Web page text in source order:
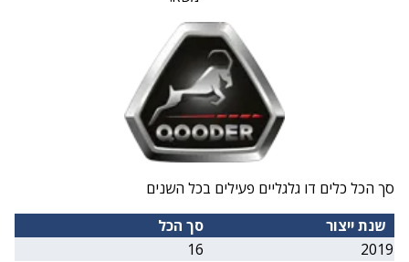
סך הכל כלים דו גלגליים פעילים בכל השנים
שנת ייצור
סך הכל
2019
16